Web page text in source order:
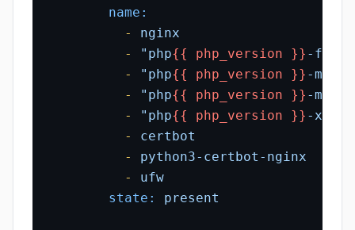
name:
-
nginx
-
"php{{ php_version }} -fpm"
-
"php{{ php_version }} -
-
"php{{ php_version }} -
-
"php{{ php_version }} -xml"
-
certbot
-
python3-certbot-nginx
-
ufw
state:
present